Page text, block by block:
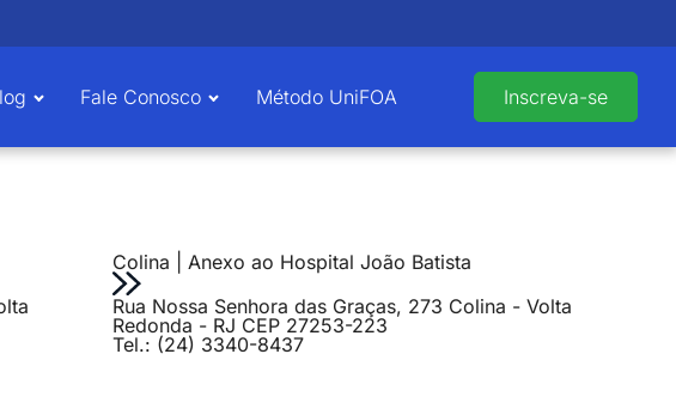
Fale Conosco Método UniFOA Inscreva-se
Colina | Anexo ao Hospital João Batista
Rua Nossa Senhora das Graças, 273 Colina - Volta
Redonda - RJ CEP 27253-223
Tel.: (24) 3340-8437